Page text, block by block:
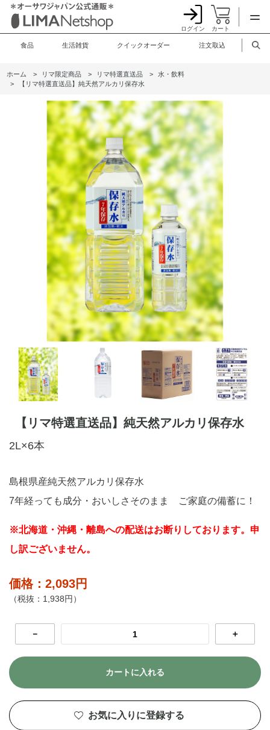
ログイン カート
食品 生活雑貨 クイックオーダー 注文取込
ホーム > リマ限定商品 > リマ特選直送品 >
水・飲料
>
【リマ特選直送品】純天然アルカリ保存水
【リマ特選直送品】純天然アルカリ保存水
2L×6本
島根県産純天然アルカリ保存水
7年経っても成分・おいしさそのまま ご家庭の備蓄に！
※北海道・沖縄・離島への配送はお断りしております。申
し訳ございません。
価格：2,093円
（税抜：1,938円）
－ ＋
カートに入れる
お気に入りに登録する